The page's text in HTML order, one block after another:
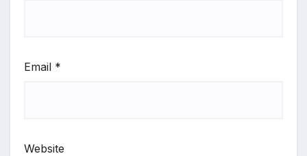
Email *
Website